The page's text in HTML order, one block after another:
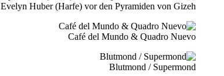
Evelyn Huber (Harfe) vor den Pyramiden von Gizeh
Café del Mundo & Quadro Nuevo
Blutmond / Supermond